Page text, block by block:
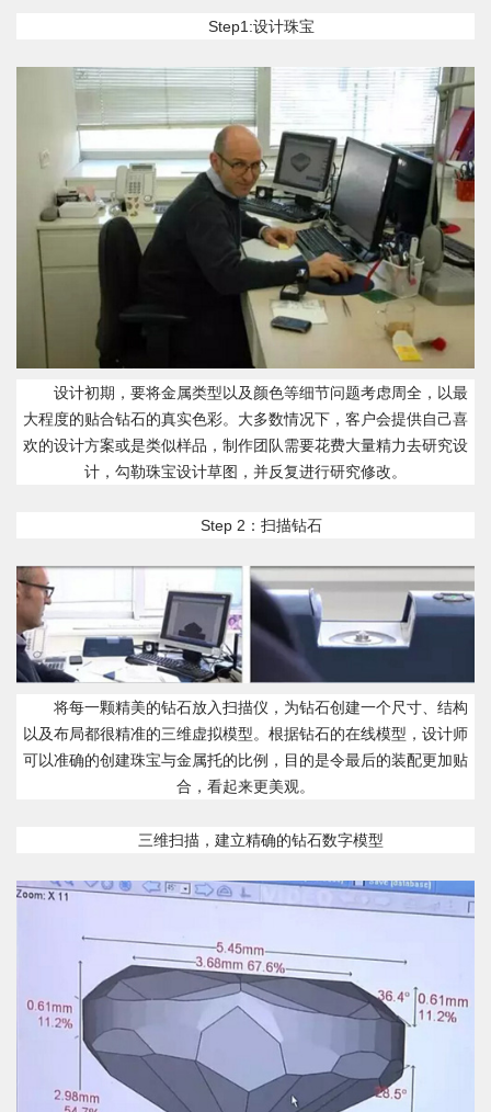
Step1:设计珠宝
设计初期，要将金属类型以及颜色等细节问题考虑周全，以最
大程度的贴合钻石的真实色彩。大多数情况下，客户会提供自己喜
欢的设计方案或是类似样品，制作团队需要花费大量精力去研究设
计，勾勒珠宝设计草图，并反复进行研究修改。
Step 2：扫描钻石
将每一颗精美的钻石放入扫描仪，为钻石创建一个尺寸、结构
以及布局都很精准的三维虚拟模型。根据钻石的在线模型，设计师
可以准确的创建珠宝与金属托的比例，目的是令最后的装配更加贴
合，看起来更美观。
三维扫描，建立精确的钻石数字模型